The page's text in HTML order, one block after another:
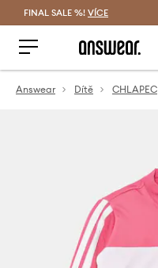
FINAL SALE %! VÍCE
Answear Dítě CHLAPEC